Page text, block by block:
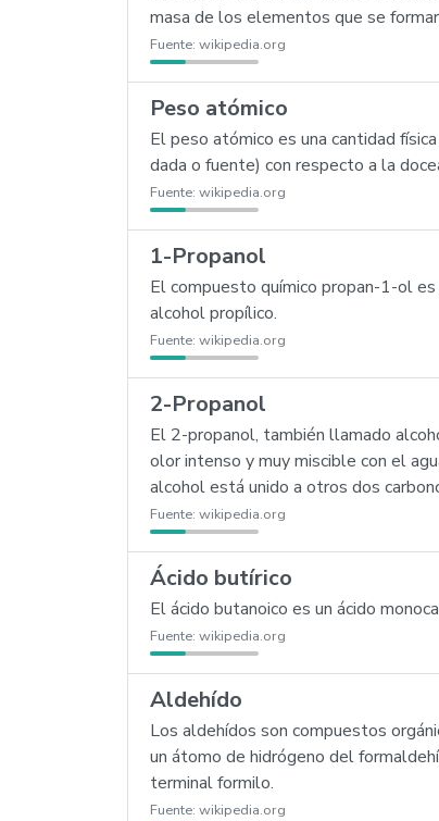
masa de los elementos que se
Fuente: wikipedia.org
Peso atómico
El peso atómico es una cantidad
dada o fuente) con respecto a la
Fuente: wikipedia.org
1-Propanol
El compuesto químico propan-1-ol
alcohol propílico.
Fuente: wikipedia.org
2-Propanol
El 2-propanol, también llamado
olor intenso y muy miscible con el
alcohol está unido a otros dos
Fuente: wikipedia.org
Ácido butírico
El ácido butanoico es un ácido
Fuente: wikipedia.org
Aldehído
Los aldehídos son compuestos
un átomo de hidrógeno del
terminal formilo.
Fuente: wikipedia.org